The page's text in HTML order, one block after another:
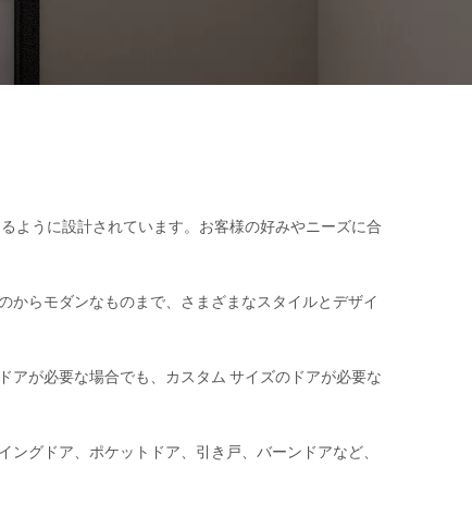
ように設計されています。お客様の好みやニーズに合
からモダンなものまで、さまざまなスタイルとデザイ
アが必要な場合でも、カスタム サイズのドアが必要な
グドア、ポケットドア、引き戸、バーンドアなど、